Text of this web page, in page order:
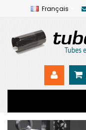
Français